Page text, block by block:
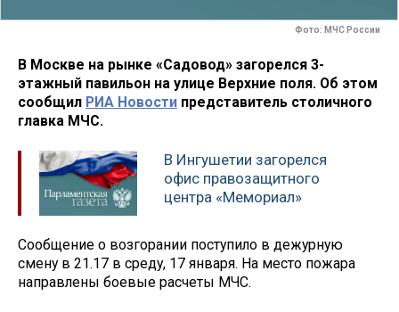
Фото: МЧС России
В Москве на рынке «Садовод» загорелся 3-
этажный павильон на улице Верхние поля. Об этом
сообщил РИА Новости представитель столичного
главка МЧС.
В Ингушетии загорелся
офис правозащитного
центра «Мемориал»
Сообщение о возгорании поступило в дежурную
смену в 21.17 в среду, 17 января. На место пожара
направлены боевые расчеты МЧС.